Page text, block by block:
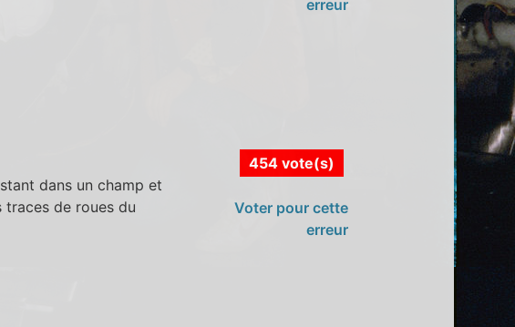
erreur
dans un champ et
de roues du
454 vote(s)
Voter pour cette
erreur